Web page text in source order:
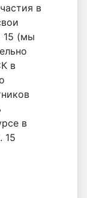
в
15 (мы
в
в
15